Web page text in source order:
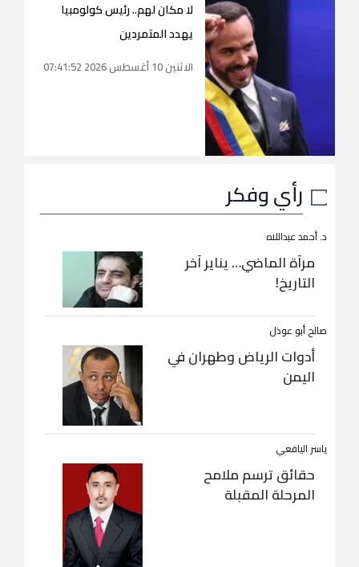
لا مكان لهم.. رئيس كولومبيا
يهدد المتمردين
الاثنين 10 أغسطس 2026 07:41:52
رأي وفكر
د. أحمد عبداللاه
مرآة الماضي… يناير آخر
التاريخ!
صالح أبو عوذل
أدوات الرياض وطهران في
اليمن
ياسر اليافعي
حقائق ترسم ملامح
المرحلة المقبلة